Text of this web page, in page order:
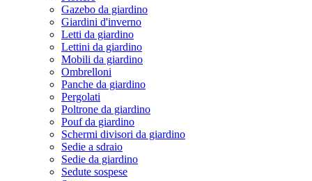
Gazebo da giardino
Giardini d'inverno
Letti da giardino
Lettini da giardino
Mobili da giardino
Ombrelloni
Panche da giardino
Pergolati
Poltrone da giardino
Pouf da giardino
Schermi divisori da giardino
Sedie a sdraio
Sedie da giardino
Sedute sospese